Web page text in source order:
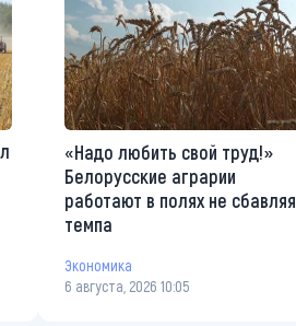
«Надо любить свой труд!»
Белорусские аграрии
работают в полях не сбавляя
темпа
Экономика
6 августа, 2026 10:05